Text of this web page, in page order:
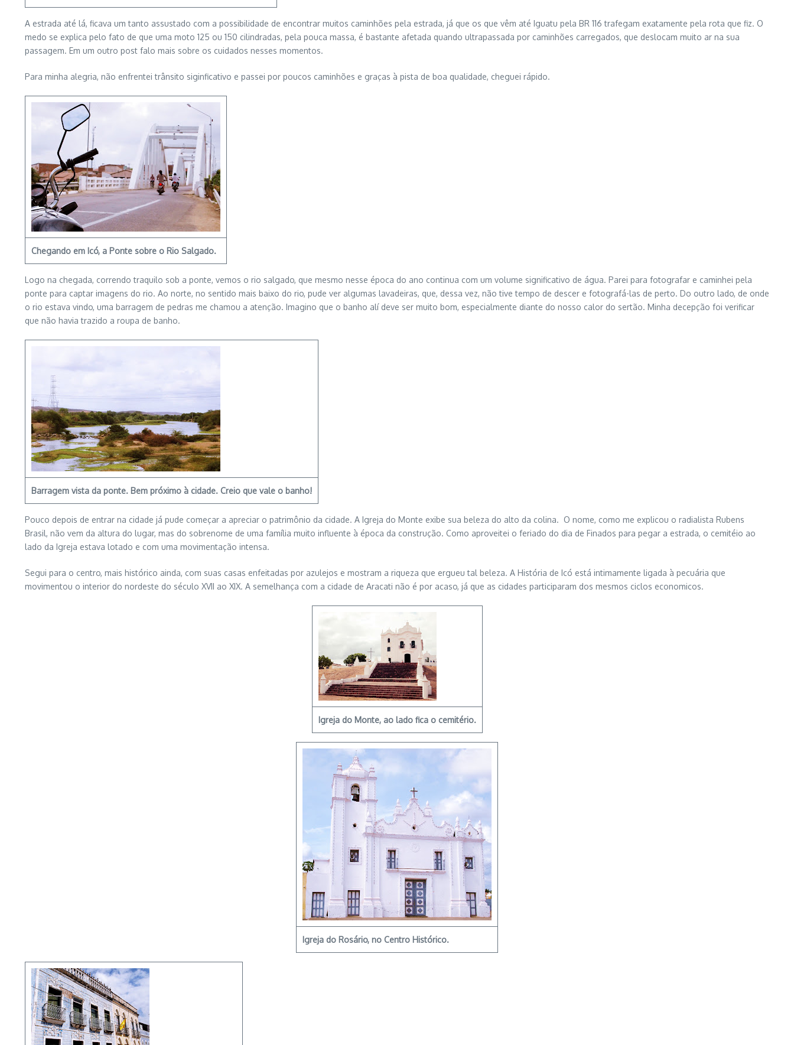
A estrada até lá, ficava um tanto assustado com a possibilidade de encontrar muitos caminhões pela estrada, já que os que vêm até Iguatu pela BR 116 trafegam exatamente pela rota que fiz. O
medo se explica pelo fato de que uma moto 125 ou 150 cilindradas, pela pouca massa, é bastante afetada quando ultrapassada por caminhões carregados, que deslocam muito ar na sua
passagem. Em um outro post falo mais sobre os cuidados nesses momentos.
Para minha alegria, não enfrentei trânsito siginficativo e passei por poucos caminhões e graças à pista de boa qualidade, cheguei rápido.
Chegando em Icó, a Ponte sobre o Rio Salgado.
Logo na chegada, correndo traquilo sob a ponte, vemos o rio salgado, que mesmo nesse época do ano continua com um volume significativo de água. Parei para fotografar e caminhei pela
ponte para captar imagens do rio. Ao norte, no sentido mais baixo do rio, pude ver algumas lavadeiras, que, dessa vez, não tive tempo de descer e fotografá-las de perto. Do outro lado, de onde
o rio estava vindo, uma barragem de pedras me chamou a atenção. Imagino que o banho alí deve ser muito bom, especialmente diante do nosso calor do sertão. Minha decepção foi verificar
que não havia trazido a roupa de banho.
Barragem vista da ponte. Bem próximo à cidade. Creio que vale o banho!
Pouco depois de entrar na cidade já pude começar a apreciar o patrimônio da cidade. A Igreja do Monte exibe sua beleza do alto da colina. O nome, como me explicou o radialista Rubens
Brasil, não vem da altura do lugar, mas do sobrenome de uma família muito influente à época da construção. Como aproveitei o feriado do dia de Finados para pegar a estrada, o cemitéio ao
lado da Igreja estava lotado e com uma movimentação intensa.
Segui para o centro, mais histórico ainda, com suas casas enfeitadas por azulejos e mostram a riqueza que ergueu tal beleza. A História de Icó está intimamente ligada à pecuária que
movimentou o interior do nordeste do século XVII ao XIX. A semelhança com a cidade de Aracati não é por acaso, já que as cidades participaram dos mesmos ciclos economicos.
Igreja do Monte, ao lado fica o cemitério.
Igreja do Rosário, no Centro Histórico.